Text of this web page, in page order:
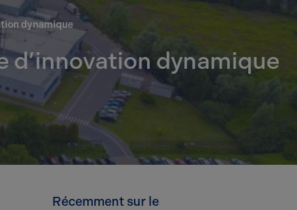
dynamique
d’innovation dynamique
Récemment sur le